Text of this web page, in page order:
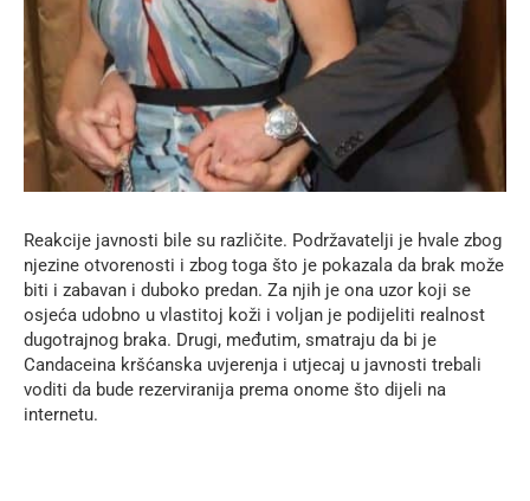
Reakcije javnosti bile su različite. Podržavatelji je hvale zbog
njezine otvorenosti i zbog toga što je pokazala da brak može
biti i zabavan i duboko predan. Za njih je ona uzor koji se
osjeća udobno u vlastitoj koži i voljan je podijeliti realnost
dugotrajnog braka. Drugi, međutim, smatraju da bi je
Candaceina kršćanska uvjerenja i utjecaj u javnosti trebali
voditi da bude rezerviranija prema onome što dijeli na
internetu.